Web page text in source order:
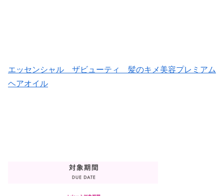
エッセンシャル ザビューティ 髪のキメ美容プレミアム
ヘアオイル